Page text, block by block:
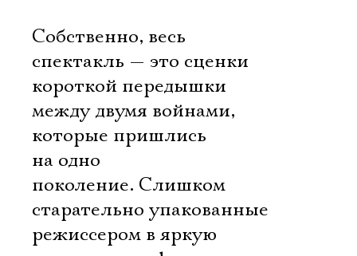
Собственно, весь
спектакль — это сценки
короткой передышки
между двумя войнами,
которые пришлись
на одно
поколение. Слишком
старательно упакованные
режиссером в яркую